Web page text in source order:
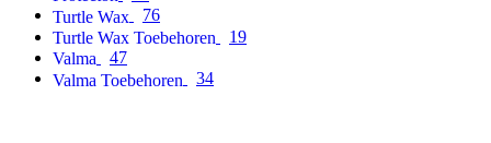
Turtle Wax
76
Turtle Wax Toebehoren
19
Valma
47
Valma Toebehoren
34